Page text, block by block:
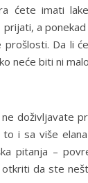
ćete imati
a ponekad
prošlosti. Da li
neće biti ni
doživljavate
i sa više
pitanja –
da ste